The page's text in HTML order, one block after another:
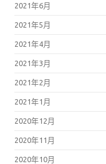
2021年5月
2021年4月
2021年3月
2021年2月
2021年1月
2020年12月
2020年11月
2020年10月
2020年9月